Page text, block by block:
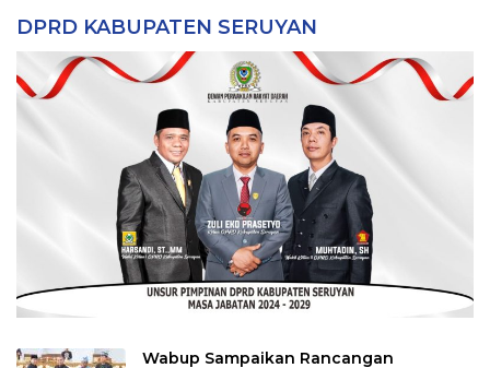
DPRD KABUPATEN SERUYAN
Wabup Sampaikan Rancangan